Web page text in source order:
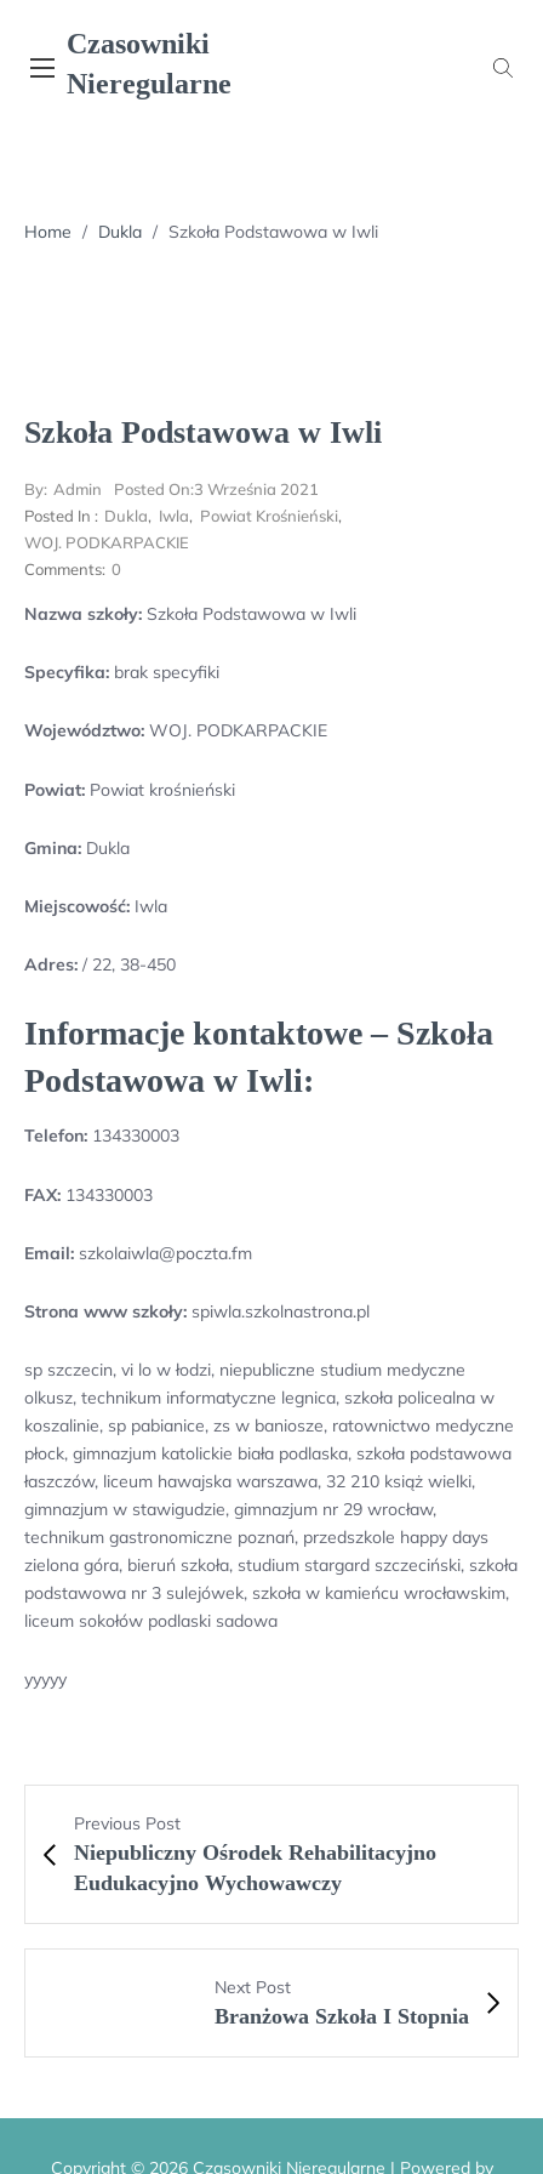
content
Czasowniki
Nieregularne
Home / Dukla / Szkoła Podstawowa w Iwli
Szkoła Podstawowa w Iwli
By: Admin Posted On:3 Września 2021
Posted In : Dukla, Iwla, Powiat Krośnieński,
WOJ. PODKARPACKIE
Comments: 0
Nazwa szkoły: Szkoła Podstawowa w Iwli
Specyfika: brak specyfiki
Województwo: WOJ. PODKARPACKIE
Powiat: Powiat krośnieński
Gmina: Dukla
Miejscowość: Iwla
Adres: / 22, 38-450
Informacje kontaktowe – Szkoła
Podstawowa w Iwli:
Telefon: 134330003
FAX: 134330003
Email: szkolaiwla@poczta.fm
Strona www szkoły: spiwla.szkolnastrona.pl
sp szczecin, vi lo w łodzi, niepubliczne studium medyczne
olkusz, technikum informatyczne legnica, szkoła policealna w
koszalinie, sp pabianice, zs w baniosze, ratownictwo medyczne
płock, gimnazjum katolickie biała podlaska, szkoła podstawowa
łaszczów, liceum hawajska warszawa, 32 210 książ wielki,
gimnazjum w stawigudzie, gimnazjum nr 29 wrocław,
technikum gastronomiczne poznań, przedszkole happy days
zielona góra, bieruń szkoła, studium stargard szczeciński, szkoła
podstawowa nr 3 sulejówek, szkoła w kamieńcu wrocławskim,
liceum sokołów podlaski sadowa
yyyyy
Previous Post
Niepubliczny Ośrodek Rehabilitacyjno
Eudukacyjno Wychowawczy
Next Post
Branżowa Szkoła I Stopnia
Copyright © 2026 Czasowniki Nieregularne | Powered by